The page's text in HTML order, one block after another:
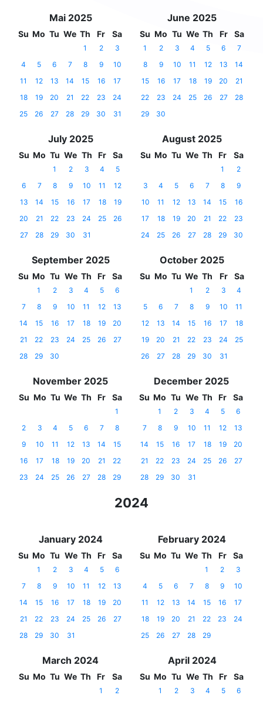
Mai 2025
Su Mo Tu We Th Fr Sa
1 2
3
4
5 6 7 8 9
10
11
12 13 14 15 16
17
18
19 20 21 22 23
24
25
26 27 28 29 30 31
June 2025
Su Mo Tu We Th Fr Sa
1 2 3 4 5 6
7
8
9 10 11 12 13
14
15
16 17 18 19 20
21
22
23 24 25 26 27
28
29
30
July 2025
Su Mo Tu We Th Fr Sa
1 2 3 4
5
6
7 8 9 10 11
12
13
14 15 16 17 18
19
20
21 22 23 24 25
26
27
28 29 30 31
August 2025
Su Mo Tu We Th Fr Sa
1
2
3
4 5 6 7 8
9
10
11 12 13 14 15
16
17
18 19 20 21 22
23
24
25 26 27 28 29 30
September 2025
Su Mo Tu We Th Fr Sa
1 2 3 4 5
6
7
8 9 10 11 12
13
14
15 16 17 18 19
20
21
22 23 24 25 26
27
28
29 30
October 2025
Su Mo Tu We Th Fr Sa
1 2 3
4
5
6 7 8 9 10
11
12
13 14 15 16 17
18
19
20 21 22 23 24
25
26
27 28 29 30 31
November 2025
Su Mo Tu We Th Fr Sa
1
2
3 4 5 6 7
8
9
10 11 12 13 14
15
16
17 18 19 20 21
22
23
24 25 26 27 28 29
December 2025
Su Mo Tu We Th Fr Sa
1 2 3 4 5
6
7
8 9 10 11 12
13
14
15 16 17 18 19
20
21
22 23 24 25 26
27
28
29 30 31
2024
January 2024
Su Mo Tu We Th Fr Sa
1 2 3 4 5
6
7
8 9 10 11 12
13
14
15 16 17 18 19
20
21
22 23 24 25 26
27
28
29 30 31
February 2024
Su Mo Tu We Th Fr Sa
1 2
3
4
5 6 7 8 9
10
11
12 13 14 15 16
17
18
19 20 21 22 23
24
25
26 27 28 29
March 2024
Su Mo Tu We Th Fr Sa
1
2
April 2024
Su Mo Tu We Th Fr Sa
1 2 3 4 5
6